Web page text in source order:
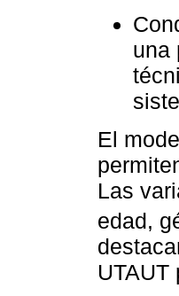
una
El
Las
edad,